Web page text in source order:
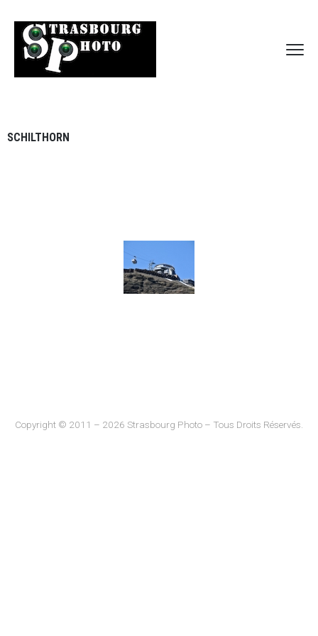
SCHILTHORN
Copyright © 2011 – 2026 Strasbourg Photo – Tous Droits Réservés.